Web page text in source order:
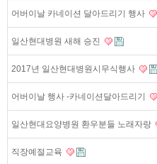
어버이날 카네이션 달아드리기 행사
일산현대병원 새해 승진
2017년 일산현대병원시무식행사
어버이날 행사 -카네이션달아드리기
일산현대요양병원 환우분들 노래자랑
직장예절교육